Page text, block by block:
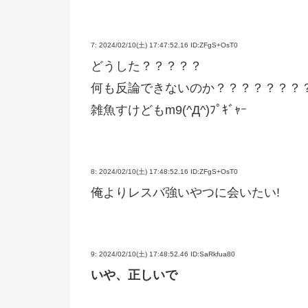
7: 2024/02/10(土) 17:47:52.16 ID:ZFgS+OsT0
どうした？？？？？
何も反論できないのか？？？？？？？
雑魚すけどもm9(^Д^)ﾌﾟｷﾞｬｰ
8: 2024/02/10(土) 17:48:52.16 ID:ZFgS+OsT0
俺よりレスバ強いやつに会いたい!
9: 2024/02/10(土) 17:48:52.46 ID:SaRkfua80
いや、正しいで